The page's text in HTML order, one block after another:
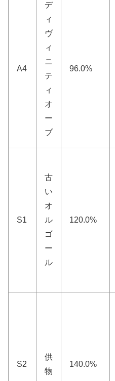
A4
デ
ィ
ヴ
ィ
ニ
テ
ィ
オ
ー
ブ
96.0%
S1
古
い
オ
ル
ゴ
ー
ル
120.0%
S2
供
物
140.0%